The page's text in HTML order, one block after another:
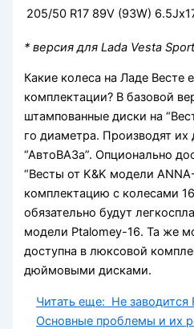
205/50 R17 89V (93W)
* версия для Lada Vesta
Какие колеса на Ладе Весте
комплектации? В базовой
штампованные диски на
го диаметра. Производят их
“АвтоВАЗа”. Опционально
“Весты от K&K модели
комплектацию с колесами
обязательно будут
модели Ptalomey-16. Та же
доступна в люксовой
дюймовыми дисками.
Читать еще: Не заводится
Основные проблемы и их